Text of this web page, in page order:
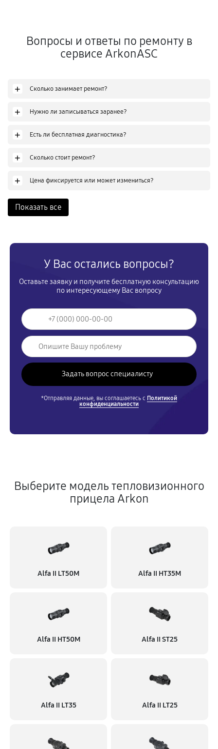
Вопросы и ответы по ремонту в
сервисе ArkonASC
+ Сколько занимает ремонт?
+ Нужно ли записываться заранее?
+ Есть ли бесплатная диагностика?
+ Сколько стоит ремонт?
+ Цена фиксируется или может измениться?
Показать все
У Вас остались вопросы?
Оставьте заявку и получите бесплатную консультацию
по интересующему Вас вопросу
*Отправляя данные, вы соглашаетесь с Политикой
конфиденциальности
Выберите модель тепловизионного
прицела Arkon
Alfa II LT50M Alfa II HT35M
Alfa II HT50M Alfa II ST25
Alfa II LT35 Alfa II LT25